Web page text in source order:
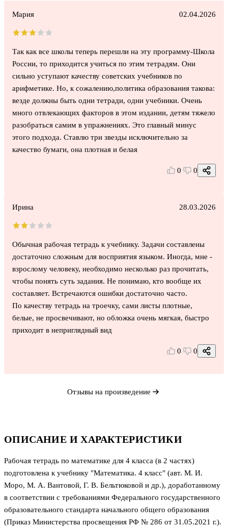
ОПИСАНИЕ И ХАРАКТЕРИСТИКИ
Рабочая тетрадь по математике для 4 класса (в 2 частях)
подготовлена к учебнику "Математика. 4 класс" (авт. М. И.
Моро, М. А. Вантовой, Г. В. Бельтюковой и др.), доработанному
в соответствии с требованиями Федерального государственного
образовательного стандарта начального общего образования
(Приказ Министерства просвещения РФ № 286 от 31.05.2021 г.).
Мария 02.04.2026
Так как все школы теперь перешли на эту программу-Школа
России, то приходится учиться по этим тетрадям. Они
сильно уступают качеству советских учебников по
арифметике. Но, к сожалению,политика образования такова:
везде должны быть одни тетради, одни учебники. Очень
много отвлекающих факторов в этом издании, детям тяжело
разобраться самим в упражнениях. Это главный минус
этого подхода. Ставлю три звезды исключительно за
качество бумаги, она плотная и белая
0 0
Ирина 28.03.2026
Обычная рабочая тетрадь к учебнику. Задачи составлены
достаточно сложным для восприятия языком. Иногда, мне -
взрослому человеку, необходимо несколько раз прочитать,
чтобы понять суть задания. Не понимаю, кто вообще их
составляет. Встречаются ошибки достаточно часто.
По качеству тетрадь на троечку, сами листы плотные,
белые, не просвечивают, но обложка очень мягкая, быстро
приходит в неприглядный вид
0 0
Отзывы на произведение